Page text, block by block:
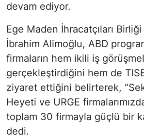
devam ediyor.
Ege Maden İhracatçıları Birliği
İbrahim Alimoğlu, ABD
firmaların hem ikili iş
gerçekleştirdiğini hem de TISE
ziyaret ettiğini belirterek,
Heyeti ve URGE
toplam 30 firmayla güçlü bir
dedi.